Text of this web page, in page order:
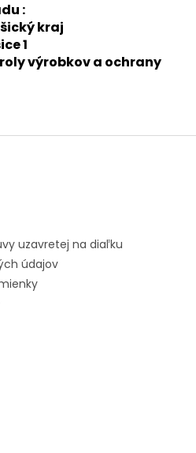
:
kraj
1
výrobkov a ochrany
uzavretej na diaľku
údajov